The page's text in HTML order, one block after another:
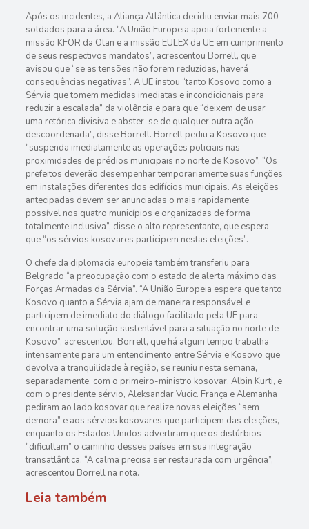
Após os incidentes, a Aliança Atlântica decidiu enviar mais 700
soldados para a área. “A União Europeia apoia fortemente a
missão KFOR da Otan e a missão EULEX da UE em cumprimento
de seus respectivos mandatos”, acrescentou Borrell, que
avisou que “se as tensões não forem reduzidas, haverá
consequências negativas”. A UE instou “tanto Kosovo como a
Sérvia que tomem medidas imediatas e incondicionais para
reduzir a escalada” da violência e para que “deixem de usar
uma retórica divisiva e abster-se de qualquer outra ação
descoordenada”, disse Borrell. Borrell pediu a Kosovo que
“suspenda imediatamente as operações policiais nas
proximidades de prédios municipais no norte de Kosovo”. “Os
prefeitos deverão desempenhar temporariamente suas funções
em instalações diferentes dos edifícios municipais. As eleições
antecipadas devem ser anunciadas o mais rapidamente
possível nos quatro municípios e organizadas de forma
totalmente inclusiva”, disse o alto representante, que espera
que “os sérvios kosovares participem nestas eleições”.
O chefe da diplomacia europeia também transferiu para
Belgrado “a preocupação com o estado de alerta máximo das
Forças Armadas da Sérvia”. “A União Europeia espera que tanto
Kosovo quanto a Sérvia ajam de maneira responsável e
participem de imediato do diálogo facilitado pela UE para
encontrar uma solução sustentável para a situação no norte de
Kosovo”, acrescentou. Borrell, que há algum tempo trabalha
intensamente para um entendimento entre Sérvia e Kosovo que
devolva a tranquilidade à região, se reuniu nesta semana,
separadamente, com o primeiro-ministro kosovar, Albin Kurti, e
com o presidente sérvio, Aleksandar Vucic. França e Alemanha
pediram ao lado kosovar que realize novas eleições “sem
demora” e aos sérvios kosovares que participem das eleições,
enquanto os Estados Unidos advertiram que os distúrbios
“dificultam” o caminho desses países em sua integração
transatlântica. “A calma precisa ser restaurada com urgência”,
acrescentou Borrell na nota.
Leia também